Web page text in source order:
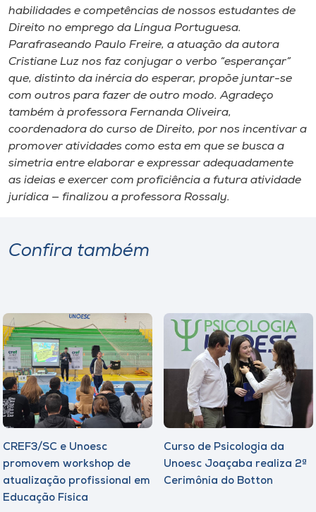
habilidades e competências de nossos estudantes de
Direito no emprego da Língua Portuguesa.
Parafraseando Paulo Freire, a atuação da autora
Cristiane Luz nos faz conjugar o verbo “esperançar”
que, distinto da inércia do esperar, propõe juntar-se
com outros para fazer de outro modo. Agradeço
também à professora Fernanda Oliveira,
coordenadora do curso de Direito, por nos incentivar a
promover atividades como esta em que se busca a
simetria entre elaborar e expressar adequadamente
as ideias e exercer com proficiência a futura atividade
jurídica — finalizou a professora Rossaly.
Confira também
CREF3/SC e Unoesc
promovem workshop de
atualização profissional em
Educação Física
Curso de Psicologia da
Unoesc Joaçaba realiza 2ª
Cerimônia do Botton